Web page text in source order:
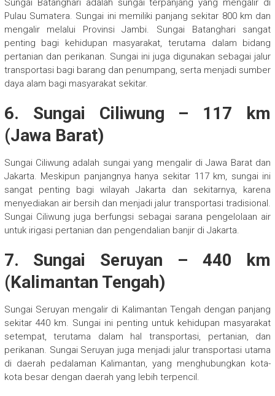
Sungai Batanghari adalah sungai terpanjang yang mengalir di
Pulau Sumatera. Sungai ini memiliki panjang sekitar 800 km dan
mengalir melalui Provinsi Jambi. Sungai Batanghari sangat
penting bagi kehidupan masyarakat, terutama dalam bidang
pertanian dan perikanan. Sungai ini juga digunakan sebagai jalur
transportasi bagi barang dan penumpang, serta menjadi sumber
daya alam bagi masyarakat sekitar.
6. Sungai Ciliwung – 117 km
(Jawa Barat)
Sungai Ciliwung adalah sungai yang mengalir di Jawa Barat dan
Jakarta. Meskipun panjangnya hanya sekitar 117 km, sungai ini
sangat penting bagi wilayah Jakarta dan sekitarnya, karena
menyediakan air bersih dan menjadi jalur transportasi tradisional.
Sungai Ciliwung juga berfungsi sebagai sarana pengelolaan air
untuk irigasi pertanian dan pengendalian banjir di Jakarta.
7. Sungai Seruyan – 440 km
(Kalimantan Tengah)
Sungai Seruyan mengalir di Kalimantan Tengah dengan panjang
sekitar 440 km. Sungai ini penting untuk kehidupan masyarakat
setempat, terutama dalam hal transportasi, pertanian, dan
perikanan. Sungai Seruyan juga menjadi jalur transportasi utama
di daerah pedalaman Kalimantan, yang menghubungkan kota-
kota besar dengan daerah yang lebih terpencil.